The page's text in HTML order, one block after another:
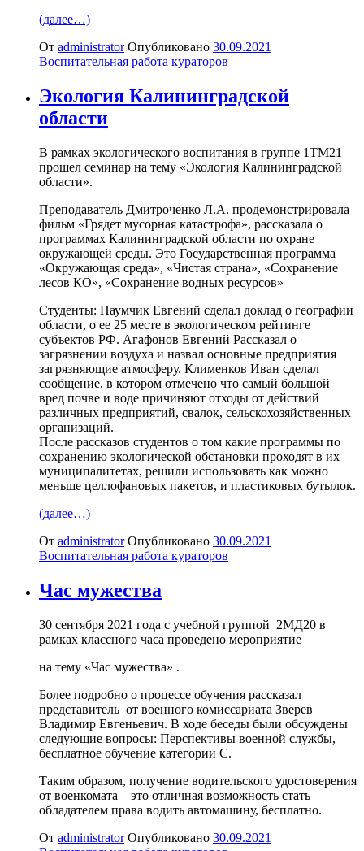
(далее…)
От administrator Опубликовано 30.09.2021
Воспитательная работа кураторов
Экология Калининградской
области
В рамках экологического воспитания в группе 1ТМ21
прошел семинар на тему «Экология Калининградской
области».
Преподаватель Дмитроченко Л.А. продемонстрировала
фильм «Грядет мусорная катастрофа», рассказала о
программах Калининградской области по охране
окружающей среды. Это Государственная программа
«Окружающая среда», «Чистая страна», «Сохранение
лесов КО», «Сохранение водных ресурсов»
Студенты: Наумчик Евгений сделал доклад о географии
области, о ее 25 месте в экологическом рейтинге
субъектов РФ. Агафонов Евгений Рассказал о
загрязнении воздуха и назвал основные предприятия
загрязняющие атмосферу. Клименков Иван сделал
сообщение, в котором отмечено что самый большой
вред почве и воде причиняют отходы от действий
различных предприятий, свалок, сельскохозяйственных
организаций.
После рассказов студентов о том какие программы по
сохранению экологической обстановки проходят в их
муниципалитетах, решили использовать как можно
меньше целлофановых пакетов, и пластиковых бутылок.
(далее…)
От administrator Опубликовано 30.09.2021
Воспитательная работа кураторов
Час мужества
30 сентября 2021 года с учебной группой 2МД20 в
рамках классного часа проведено мероприятие
на тему «Час мужества» .
Более подробно о процессе обучения рассказал
представитель от военного комиссариата Зверев
Владимир Евгеньевич. В ходе беседы были обсуждены
следующие вопросы: Перспективы военной службы,
бесплатное обучение категории С.
Таким образом, получение водительского удостоверения
от военкомата – это отличная возможность стать
обладателем права водить автомашину, бесплатно.
От administrator Опубликовано 30.09.2021